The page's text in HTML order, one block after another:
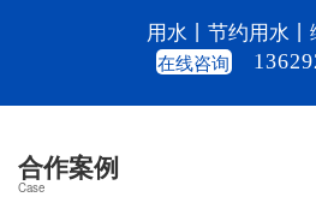
用水丨节约用水
在线咨询
合作案例
Case